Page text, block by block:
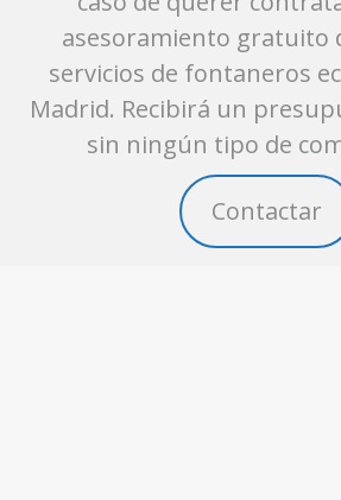
asesoramiento gratuito
servicios de fontaneros
Madrid. Recibirá un
sin ningún tipo de
Contactar